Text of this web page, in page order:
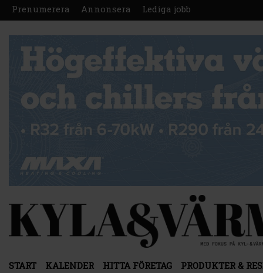
Prenumerera Annonsera Lediga jobb
START KALENDER HITTA FÖRETAG PRODUKTER &